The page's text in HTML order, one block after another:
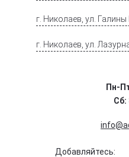
г. Николаев, ул.
г. Николаев, ул.
Пн-
Сб:
Добавляйтесь: